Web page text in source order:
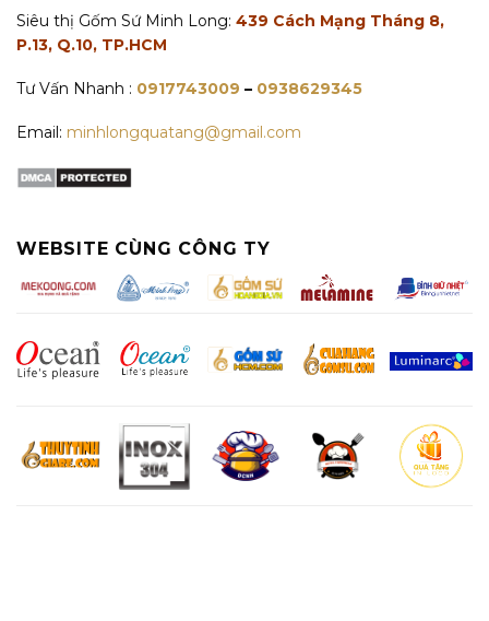
Siêu thị Gốm Sứ Minh Long: 439 Cách Mạng Tháng 8,
P.13, Q.10, TP.HCM
Tư Vấn Nhanh : 0917743009 – 0938629345
Email: minhlongquatang@gmail.com
WEBSITE CÙNG CÔNG TY